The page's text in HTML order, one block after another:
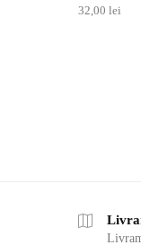
Evaluat la
5.00din 5
32,00 lei